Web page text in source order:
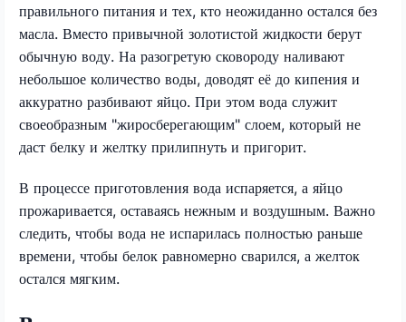
правильного питания и тех, кто неожиданно остался без
масла. Вместо привычной золотистой жидкости берут
обычную воду. На разогретую сковороду наливают
небольшое количество воды, доводят её до кипения и
аккуратно разбивают яйцо. При этом вода служит
своеобразным "жиросберегающим" слоем, который не
даст белку и желтку прилипнуть и пригорит.
В процессе приготовления вода испаряется, а яйцо
прожаривается, оставаясь нежным и воздушным. Важно
следить, чтобы вода не испарилась полностью раньше
времени, чтобы белок равномерно сварился, а желток
остался мягким.